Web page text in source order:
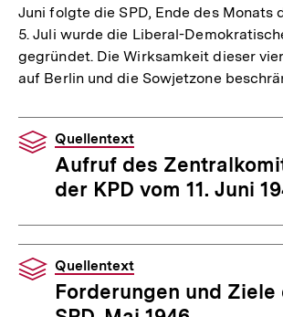
Juni folgte die SPD, Ende des Monats
5. Juli wurde die Liberal-
gegründet. Die Wirksamkeit dieser
auf Berlin und die Sowjetzone
Quellentext
Aufruf des
der KPD vom 11. Juni
Quellentext
Forderungen und Ziele